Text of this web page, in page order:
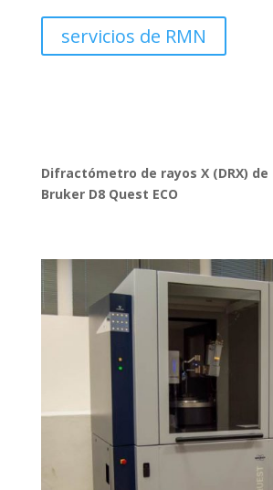
servicios de RMN
Difractómetro de rayos X (DRX)
Bruker D8 Quest ECO